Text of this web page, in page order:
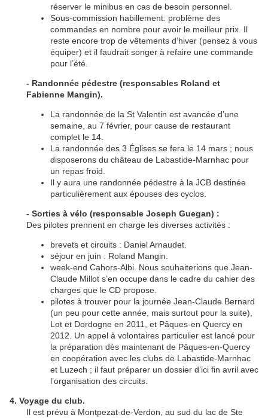
réserver le minibus en cas de besoin personnel.
Sous-commission habillement: problème des
commandes en nombre pour avoir le meilleur prix. Il
reste encore trop de vêtements d’hiver (pensez à vous
équiper) et il faudrait songer à refaire une commande
pour l’été.
- Randonnée pédestre (responsables Roland et
Fabienne Mangin).
La randonnée de la St Valentin est avancée d’une
semaine, au 7 février, pour cause de restaurant
complet le 14.
La randonnée des 3 Églises se fera le 14 mars ; nous
disposerons du château de Labastide-Marnhac pour
un repas froid.
Il y aura une randonnée pédestre à la JCB destinée
particulièrement aux épouses des cyclos.
- Sorties à vélo (responsable Joseph Guegan) :
Des pilotes prennent en charge les diverses activités :
brevets et circuits : Daniel Arnaudet.
séjour en juin : Roland Mangin.
week-end Cahors-Albi. Nous souhaiterions que Jean-
Claude Millot s’en occupe dans le cadre du cahier des
charges que le CD propose.
pilotes à trouver pour la journée Jean-Claude Bernard
(un peu pour cette année, mais surtout pour la suite),
Lot et Dordogne en 2011, et Pâques-en Quercy en
2012. Un appel à volontaires particulier est lancé pour
la préparation dès maintenant de Pâques-en-Quercy
en coopération avec les clubs de Labastide-Marnhac
et Luzech ; il faut préparer un dossier d’ici fin avril avec
l’organisation des circuits.
4. Voyage du club.
Il est prévu à Montpezat-de-Verdon, au sud du lac de Ste